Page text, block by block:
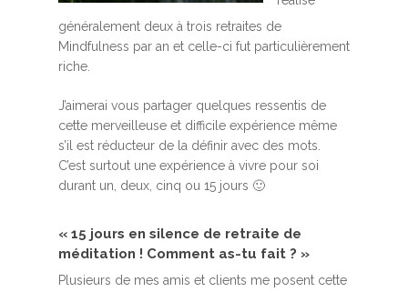
généralement deux à trois retraites de
Mindfulness par an et celle-ci fut particulièrement
riche.
J’aimerai vous partager quelques ressentis de
cette merveilleuse et difficile expérience même
s’il est réducteur de la définir avec des mots.
C’est surtout une expérience à vivre pour soi
durant un, deux, cinq ou 15 jours 🙂
« 15 jours en silence de retraite de
méditation ! Comment as-tu fait ? »
Plusieurs de mes amis et clients me posent cette